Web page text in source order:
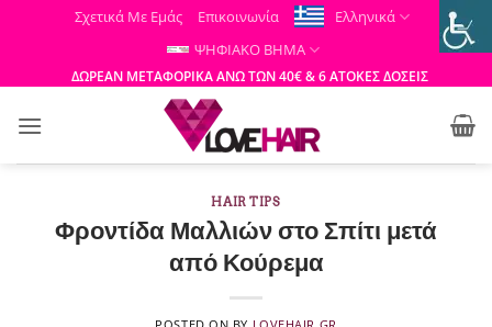
Μετάβαση
περιεχόμενο
Σχετικά Με Εμάς Επικοινωνία
Ελληνικά
ΨΗΦΙΑΚΟ ΒΗΜΑ
ΔΩΡΕΑΝ ΜΕΤΑΦΟΡΙΚΑ ΑΝΩ ΤΩΝ 40€ & 6 ΑΤΟΚΕΣ ΔΟΣΕΙΣ
HAIR TIPS
Φροντίδα Μαλλιών στο Σπίτι μετά
από Κούρεμα